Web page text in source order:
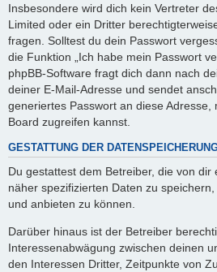
Insbesondere wird dich kein Vertreter
Limited oder ein Dritter
fragen. Solltest du dein Passwort
die Funktion „Ich habe mein Passwort
phpBB-Software fragt dich dann nach
deiner E-Mail-Adresse und sendet
generiertes Passwort an diese
Board zugreifen kannst.
GESTATTUNG DER
Du gestattest dem Betreiber, die von dir
näher spezifizierten Daten zu
und anbieten zu können.
Darüber hinaus ist der Betreiber
Interessenabwägung zwischen deinen
den Interessen Dritter, Zeitpunkte von